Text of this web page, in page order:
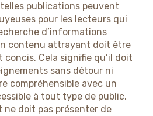
publications peuvent
pour les lecteurs qui
d’informations
contenu attrayant doit être
Cela signifie qu’il doit
sans détour ni
compréhensible avec un
à tout type de public.
doit pas présenter de